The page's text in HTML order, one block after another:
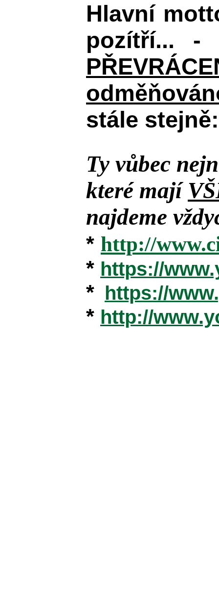
Hlavní
pozítří...
stále stejně:
Ty vůbec
které mají
najdeme
* http://
* https://
* https://
* http://